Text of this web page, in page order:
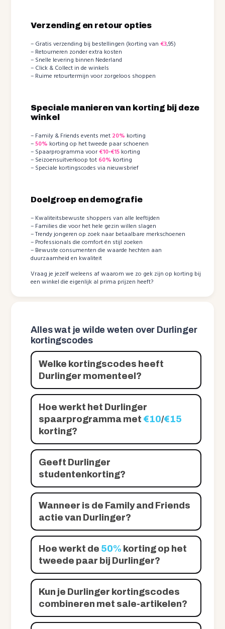
Verzending en retour opties
– Gratis verzending bij bestellingen (korting van€3,95)
– Retourneren zonder extra kosten
– Snelle levering binnen Nederland
– Click & Collect in de winkels
– Ruime retourtermijn voor zorgeloos shoppen
Speciale manieren van korting bij deze
winkel
– Family & Friends events met 20% korting
–50% korting op het tweede paar schoenen
– Spaarprogramma voor€10-€15 korting
– Seizoensuitverkoop tot 60% korting
– Speciale kortingscodes via nieuwsbrief
Doelgroep en demografie
– Kwaliteitsbewuste shoppers van alle leeftijden
– Families die voor het hele gezin willen slagen
– Trendy jongeren op zoek naar betaalbare merkschoenen
– Professionals die comfort én stijl zoeken
– Bewuste consumenten die waarde hechten aan
duurzaamheid en kwaliteit
Vraag je jezelf weleens af waarom we zo gek zijn op korting bij
een winkel die eigenlijk al prima prijzen heeft?
Alles wat je wilde weten over Durlinger
kortingscodes
Welke kortingscodes heeft
Durlinger momenteel?
Hoe werkt het Durlinger
spaarprogramma met €10/€15
korting?
Geeft Durlinger
studentenkorting?
Wanneer is de Family and Friends
actie van Durlinger?
Hoe werkt de 50% korting op het
tweede paar bij Durlinger?
Kun je Durlinger kortingscodes
combineren met sale-artikelen?